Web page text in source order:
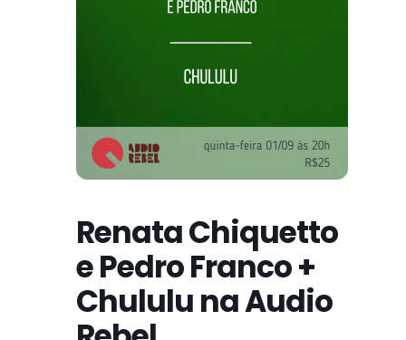
Renata Chiquetto
e Pedro Franco +
Chululu na Audio